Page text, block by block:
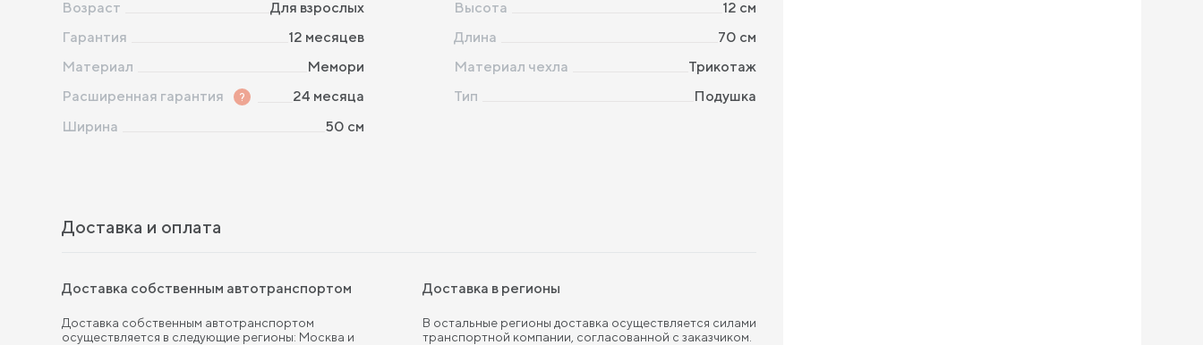
Возраст Для взрослых Высота 12 см
Гарантия
12 месяцев Длина 70 см
Материал
Мемори Материал чехла
Трикотаж
Расширенная гарантия
? 24 месяца Тип
Подушка
Ширина
50 см
Доставка и оплата
Доставка собственным автотранспортом
Доставка собственным автотранспортом
осуществляется в следующие регионы: Москва и
Доставка в регионы
В остальные регионы доставка осуществляется силами
транспортной компании, согласованной с заказчиком.